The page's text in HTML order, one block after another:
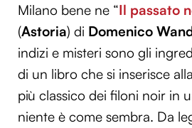
Milano bene ne “Il passato
(Astoria) di Domenico
indizi e misteri sono gli
di un libro che si inserisce
più classico dei filoni noir in
niente è come sembra. Da